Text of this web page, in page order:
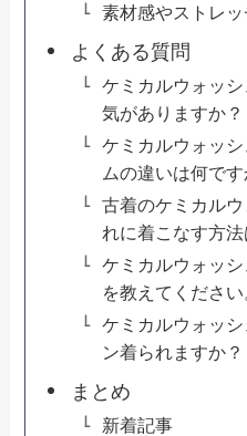
素材感やストレ
よくある質問
ケミカルウォッ
気がありますか？
ケミカルウォッ
ムの違いは何です
古着のケミカル
れに着こなす方
ケミカルウォッ
を教えてください
ケミカルウォッ
ン着られますか？
まとめ
新着記事